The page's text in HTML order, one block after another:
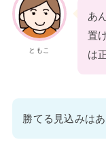
ともこ
あ
置
は
勝てる見込みは